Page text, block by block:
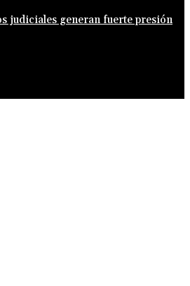
judiciales generan fuerte presión